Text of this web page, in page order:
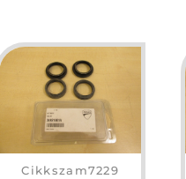
Cikkszam7229